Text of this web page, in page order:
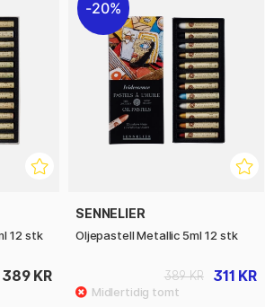
12 stk
389 KR
20%
SENNELIER
Oljepastell Metallic 5ml 12 stk
311 KR
389 KR